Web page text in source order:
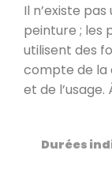
Il n’existe
peinture ; les
utilisent des
compte de la
et de
Durées